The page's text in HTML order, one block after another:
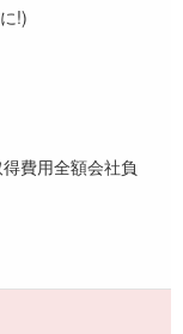
!)
費用全額会社負